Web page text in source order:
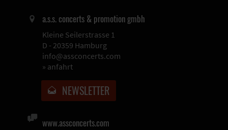
a.s.s. concerts & promotion gmbh
Kleine Seilerstrasse 1
D - 20359 Hamburg
info@assconcerts.com
» anfahrt
NEWSLETTER
www.assconcerts.com